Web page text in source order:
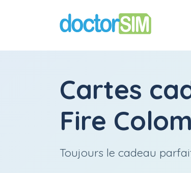
Cartes
Fire
Toujours le cadeau